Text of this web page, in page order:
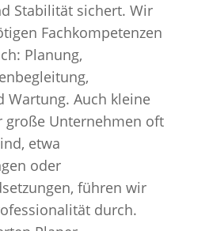
Stabilität sichert. Wir
Fachkompetenzen
Planung,
Wartung. Auch kleine
große Unternehmen oft
etwa
oder
führen wir
durch.